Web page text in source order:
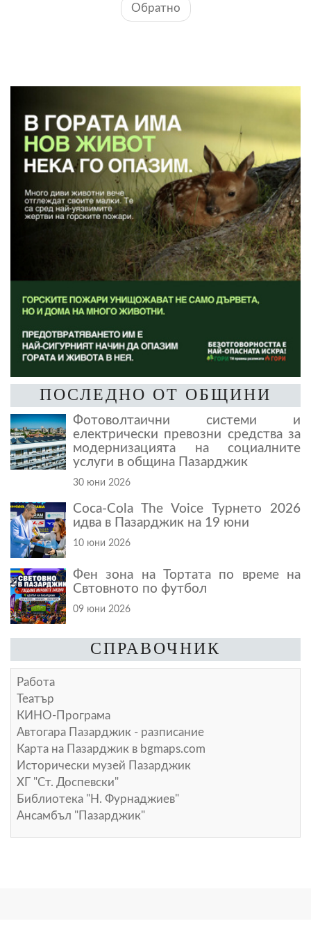
Обратно
ПОСЛЕДНО ОТ ОБЩИНИ
Фотоволтаични системи и
електрически превозни средства за
модернизацията на социалните
услуги в община Пазарджик
30 юни 2026
Coca-Cola The Voice Турнето 2026
идва в Пазарджик на 19 юни
10 юни 2026
Фен зона на Тортата по време на
Свтовното по футбол
09 юни 2026
СПРАВОЧНИК
Работа
Театър
КИНО-Програма
Автогара Пазарджик - разписание
Карта на Пазарджик в bgmaps.com
Исторически музей Пазарджик
ХГ "Ст. Доспевски"
Библиотека "Н. Фурнаджиев"
Ансамбъл "Пазарджик"